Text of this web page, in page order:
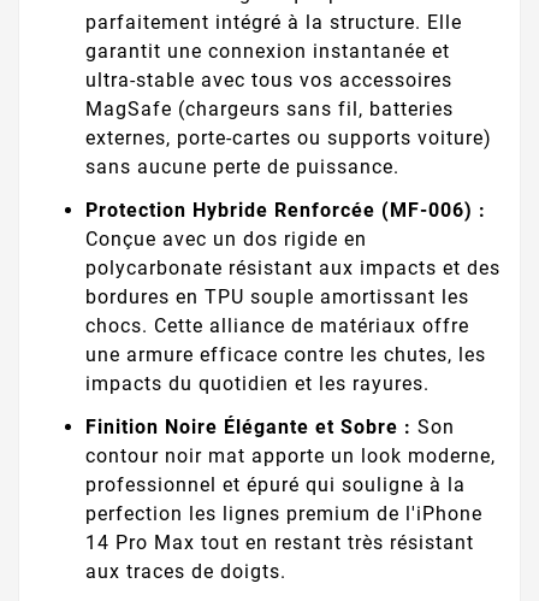
parfaitement intégré à la structure. Elle
garantit une connexion instantanée et
ultra-stable avec tous vos accessoires
MagSafe (chargeurs sans fil, batteries
externes, porte-cartes ou supports voiture)
sans aucune perte de puissance.
Protection Hybride Renforcée (MF-006) :
Conçue avec un dos rigide en
polycarbonate résistant aux impacts et des
bordures en TPU souple amortissant les
chocs. Cette alliance de matériaux offre
une armure efficace contre les chutes, les
impacts du quotidien et les rayures.
Finition Noire Élégante et Sobre : Son
contour noir mat apporte un look moderne,
professionnel et épuré qui souligne à la
perfection les lignes premium de l'iPhone
14 Pro Max tout en restant très résistant
aux traces de doigts.